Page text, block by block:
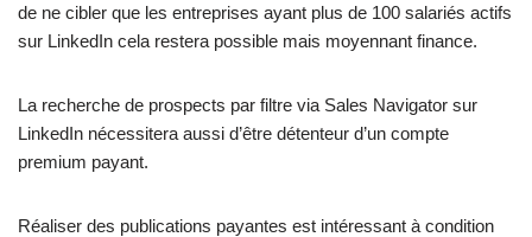
de ne cibler que les entreprises ayant plus de 100 salariés actifs
sur LinkedIn cela restera possible mais moyennant finance.
La recherche de prospects par filtre via Sales Navigator sur
LinkedIn nécessitera aussi d’être détenteur d’un compte
premium payant.
Réaliser des publications payantes est intéressant à condition